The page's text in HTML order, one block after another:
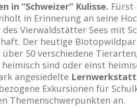
in “Schweizer” Kulisse. Fürst
in Erinnerung an seine
Vierwaldstätter Sees mit
Der heutige
über 50 verschiedene
sind oder einst
angesiedelte Lernwerkstatt
Exkursionen für
Themenschwerpunkten an.